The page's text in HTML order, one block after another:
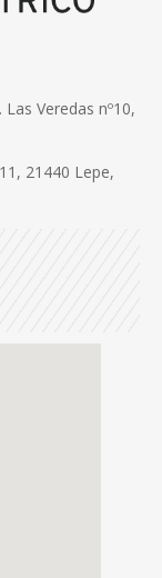
Veredas nº10,
21440 Lepe,